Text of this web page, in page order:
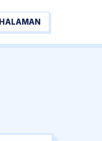
HALAMAN